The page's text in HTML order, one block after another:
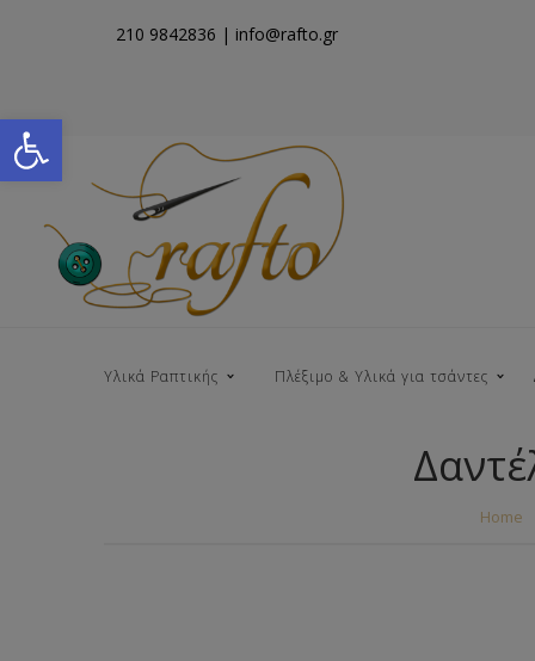
Open toolbar
210 9842836 | info@rafto.gr
Υλικά Ραπτικής Πλέξιμο & Υλικά για τσάντες
Νήματα για ΤσάντεςHome